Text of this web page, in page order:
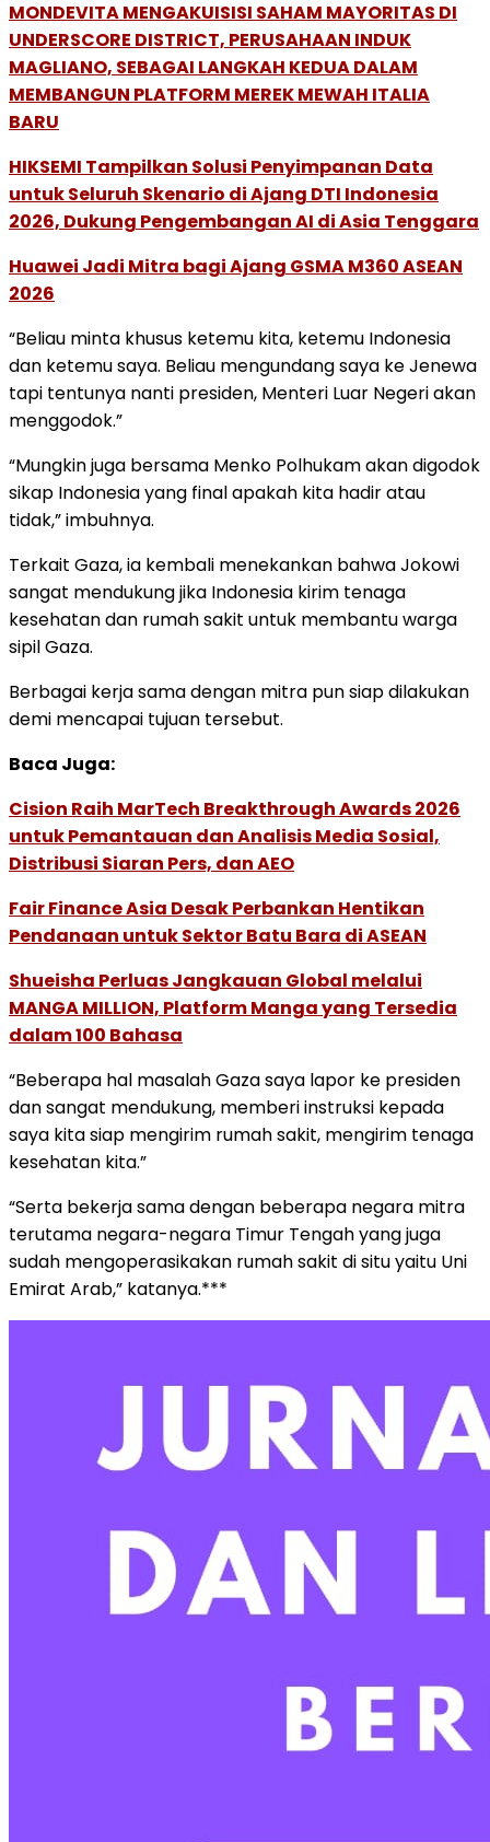
MONDEVITA MENGAKUISISI SAHAM MAYORITAS DI
UNDERSCORE DISTRICT, PERUSAHAAN INDUK
MAGLIANO, SEBAGAI LANGKAH KEDUA DALAM
MEMBANGUN PLATFORM MEREK MEWAH ITALIA
BARU
HIKSEMI Tampilkan Solusi Penyimpanan Data
untuk Seluruh Skenario di Ajang DTI Indonesia
2026, Dukung Pengembangan AI di Asia Tenggara
Huawei Jadi Mitra bagi Ajang GSMA M360 ASEAN
2026
“Beliau minta khusus ketemu kita, ketemu Indonesia
dan ketemu saya. Beliau mengundang saya ke Jenewa
tapi tentunya nanti presiden, Menteri Luar Negeri akan
menggodok.”
“Mungkin juga bersama Menko Polhukam akan digodok
sikap Indonesia yang final apakah kita hadir atau
tidak,” imbuhnya.
Terkait Gaza, ia kembali menekankan bahwa Jokowi
sangat mendukung jika Indonesia kirim tenaga
kesehatan dan rumah sakit untuk membantu warga
sipil Gaza.
Berbagai kerja sama dengan mitra pun siap dilakukan
demi mencapai tujuan tersebut.
Baca Juga:
Cision Raih MarTech Breakthrough Awards 2026
untuk Pemantauan dan Analisis Media Sosial,
Distribusi Siaran Pers, dan AEO
Fair Finance Asia Desak Perbankan Hentikan
Pendanaan untuk Sektor Batu Bara di ASEAN
Shueisha Perluas Jangkauan Global melalui
MANGA MILLION, Platform Manga yang Tersedia
dalam 100 Bahasa
“Beberapa hal masalah Gaza saya lapor ke presiden
dan sangat mendukung, memberi instruksi kepada
saya kita siap mengirim rumah sakit, mengirim tenaga
kesehatan kita.”
“Serta bekerja sama dengan beberapa negara mitra
terutama negara-negara Timur Tengah yang juga
sudah mengoperasikakan rumah sakit di situ yaitu Uni
Emirat Arab,” katanya.***